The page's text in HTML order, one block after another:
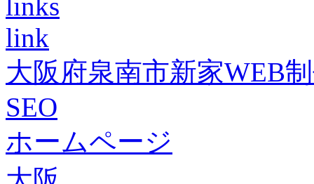
link
大阪府泉南市新家WEB
SEO
ホームページ